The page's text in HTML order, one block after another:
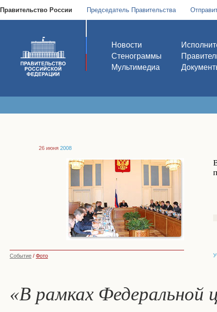
Правительство России Председатель Правительства
Новости
Стенограммы
Мультимедиа
26 июня 2008
Событие / Фото
«В рамках Федеральной